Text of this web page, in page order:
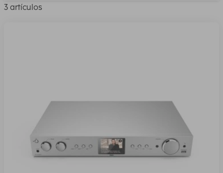
3 artículos